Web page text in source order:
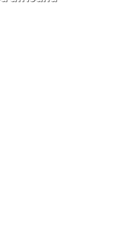
/ 09:32 PM
imágenes de un grupo
temblando
jóvenes de la escuela
Santa Teresa Eregi, de
(Kenia), estaban
colectiva.